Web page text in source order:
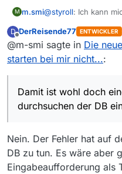
M m.smi@styroll: Ich kann
Start der exe sagt.
App
Showstopper bei der
cmd Box schreibt
Datei
D DerReisende77 ENTWICKLER
@m-smi sagte in Die
starten bei mir nicht...:
Damit ist wohl doch
durchsuchen der DB
Nein. Der Fehler hat auf
DB zu tun. Es wäre aber
Eingabeaufforderung als